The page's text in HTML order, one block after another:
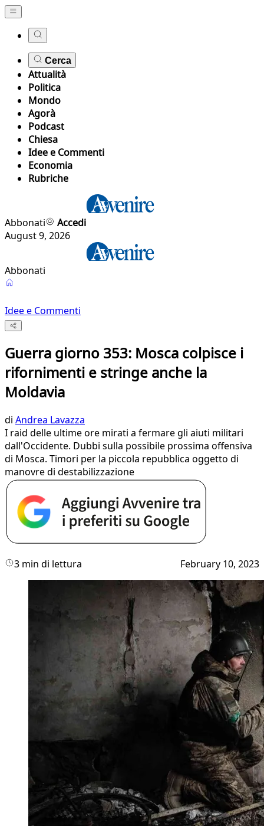
Cerca
Attualità
Politica
Mondo
Agorà
Podcast
Chiesa
Idee e Commenti
Economia
Rubriche
Abbonati
Accedi
August 9, 2026
Abbonati
Idee e Commenti
Guerra giorno 353: Mosca colpisce i
rifornimenti e stringe anche la
Moldavia
di Andrea Lavazza
I raid delle ultime ore mirati a fermare gli aiuti militari
dall'Occidente. Dubbi sulla possibile prossima offensiva
di Mosca. Timori per la piccola repubblica oggetto di
manovre di destabilizzazione
3 min di lettura February 10, 2023